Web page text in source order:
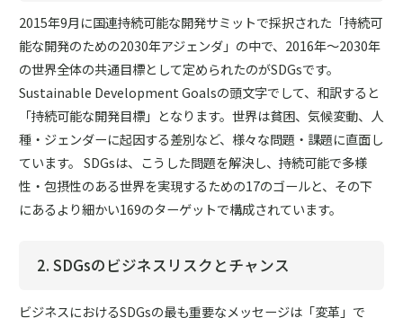
2015年9月に国連持続可能な開発サミットで採択された「持続可
能な開発のための2030年アジェンダ」の中で、2016年～2030年
の世界全体の共通目標として定められたのがSDGsです。
Sustainable Development Goalsの頭文字でして、和訳すると
「持続可能な開発目標」となります。世界は貧困、気候変動、人
種・ジェンダーに起因する差別など、様々な問題・課題に直面し
ています。 SDGsは、こうした問題を解決し、持続可能で多様
性・包摂性のある世界を実現するための17のゴールと、その下
にあるより細かい169のターゲットで構成されています。
2. SDGsのビジネスリスクとチャンス
ビジネスにおけるSDGsの最も重要なメッセージは「変革」で